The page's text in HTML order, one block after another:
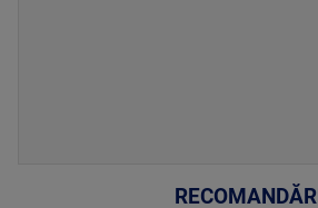
RECOMANDĂRI